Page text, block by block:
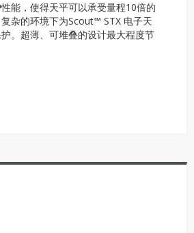
能，使得天平可以承受量程10倍的
杂的环境下为Scout™ STX 电子天
。超薄、可堆叠的设计最大程度节